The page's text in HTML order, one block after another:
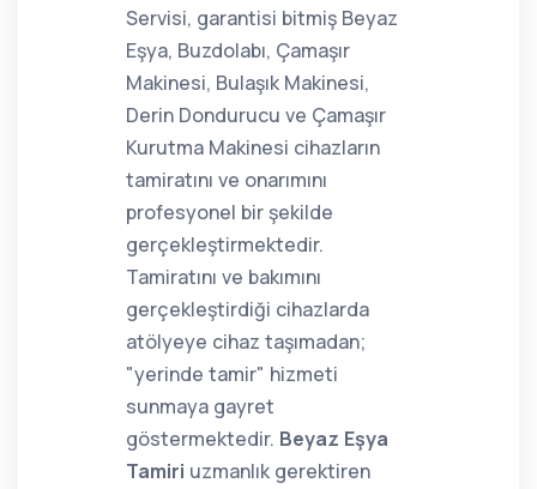
Servisi, garantisi bitmiş Beyaz
Eşya, Buzdolabı, Çamaşır
Makinesi, Bulaşık Makinesi,
Derin Dondurucu ve Çamaşır
Kurutma Makinesi cihazların
tamiratını ve onarımını
profesyonel bir şekilde
gerçekleştirmektedir.
Tamiratını ve bakımını
gerçekleştirdiği cihazlarda
atölyeye cihaz taşımadan;
"yerinde tamir" hizmeti
sunmaya gayret
göstermektedir. Beyaz Eşya
Tamiri uzmanlık gerektiren